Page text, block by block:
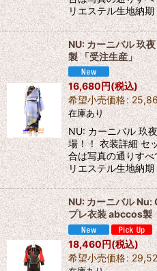
リエステル生地納
NU: カーニバル 玖
製 「受注生産」
16,680円(税込)
希望小売価格:
在庫あり
NU: カーニバル 玖
場！！ 衣装詳細 セ
合は写真の通りす
リエステル生地納
NU: カーニバル
プレ衣装 abccos製
18,460円(税込)
希望小売価格: